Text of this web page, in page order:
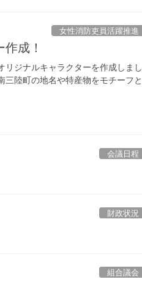
女性消防吏員活躍推進
成！
ジナルキャラクターを作成しまし
陸町の地名や特産物をモチーフと
会議日程
財政状況
組合議会